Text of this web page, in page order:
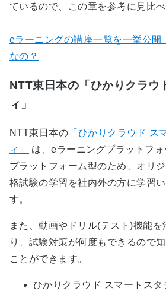
ているので、この章を参考に見比べ
eラーニングの講座一覧を一挙公開
なの？
NTT東日本の「ひかりクラウ
ィ」
NTT東日本の 「ひかりクラウド ス
ィ」
は、eラーニングプラットフォ
プラットフォーム型のため、オリ
格試験の学習を社内外の方に学習
す。
また、動画やドリル(テスト)機能を
り、試験対策が何度もできるので
ことができます。
ひかりクラウド スマートス